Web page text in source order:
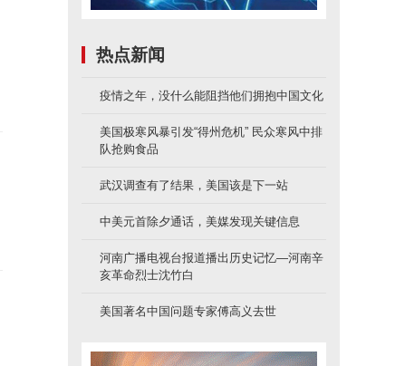
热点新闻
疫情之年，没什么能阻挡他们拥抱中国文化
美国极寒风暴引发“得州危机” 民众寒风中排
队抢购食品
武汉调查有了结果，美国该是下一站
中美元首除夕通话，美媒发现关键信息
河南广播电视台报道播出历史记忆—河南辛
亥革命烈士沈竹白
美国著名中国问题专家傅高义去世